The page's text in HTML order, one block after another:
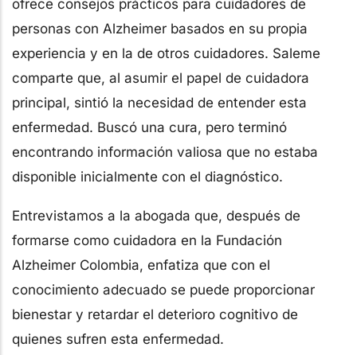
ofrece consejos prácticos para cuidadores de
personas con Alzheimer basados en su propia
experiencia y en la de otros cuidadores. Saleme
comparte que, al asumir el papel de cuidadora
principal, sintió la necesidad de entender esta
enfermedad. Buscó una cura, pero terminó
encontrando información valiosa que no estaba
disponible inicialmente con el diagnóstico.
Entrevistamos a la abogada que, después de
formarse como cuidadora en la Fundación
Alzheimer Colombia, enfatiza que con el
conocimiento adecuado se puede proporcionar
bienestar y retardar el deterioro cognitivo de
quienes sufren esta enfermedad.